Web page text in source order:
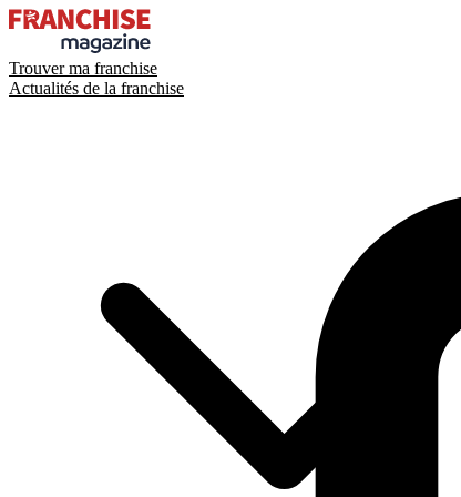
Trouver ma franchise
Actualités de la franchise